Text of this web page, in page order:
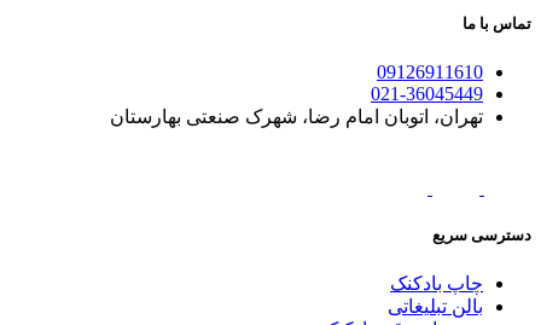
تماس با ما
09126911610
021-36045449
تهران، اتوبان امام رضا، شهرک صنعتی بهارستان
دسترسی سریع
چاپ بادکنک
بالن تبلیغاتی